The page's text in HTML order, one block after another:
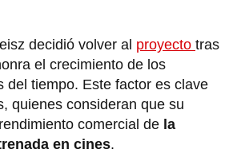
decidió volver al proyecto tras
el crecimiento de los
del tiempo. Este factor es clave
quienes consideran que su
comercial de la
en cines.